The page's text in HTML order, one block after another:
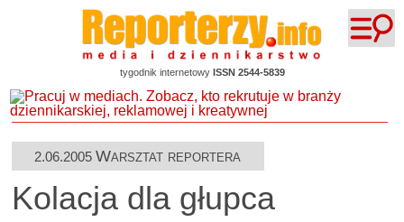
tygodnik internetowy ISSN 2544-5839
2.06.2005Warsztat reportera
Kolacja dla głupca